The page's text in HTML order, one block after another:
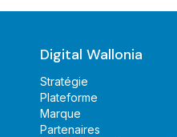
Digital Wallonia
Stratégie
Plateforme
Marque
Partenaires